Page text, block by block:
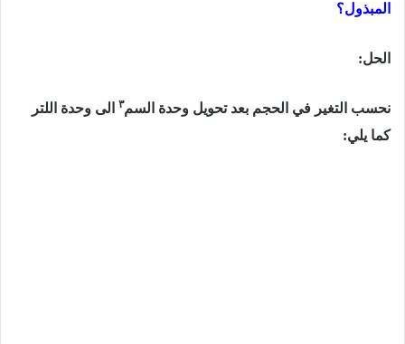
المبذول؟
الحل:
نحسب التغیر في الحجم بعد تحویل وحدة السم٣
الى وحدة اللتر
كما يلي: